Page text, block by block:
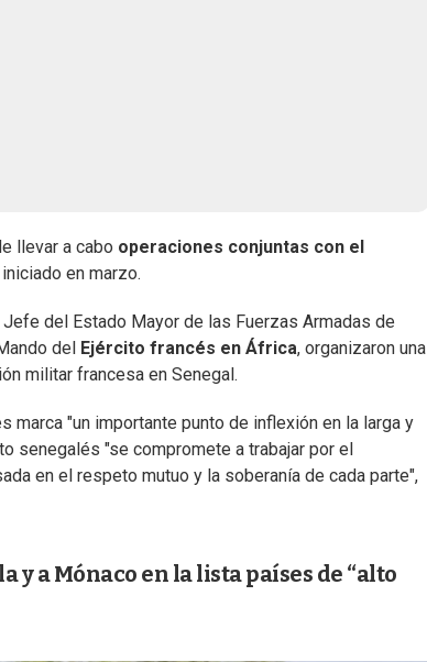
llevar a cabo operaciones conjuntas con el
en marzo.
Jefe del Estado Mayor de las Fuerzas Armadas de
del Ejército francés en África, organizaron una
militar francesa en Senegal.
marca "un importante punto de inflexión en la larga y
senegalés "se compromete a trabajar por el
en el respeto mutuo y la soberanía de cada parte",
y a Mónaco en la lista países de “alto